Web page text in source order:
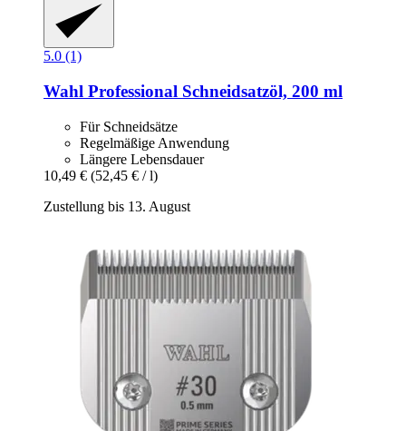
5.0 (1)
Wahl Professional Schneidsatzöl, 200 ml
Für Schneidsätze
Regelmäßige Anwendung
Längere Lebensdauer
10,49 € (52,45 € / l)
Zustellung bis 13. August